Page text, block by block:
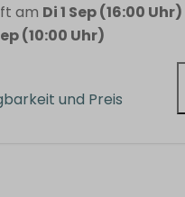
am Di 1 Sep (16:00 Uhr)
(10:00 Uhr)
und Preis